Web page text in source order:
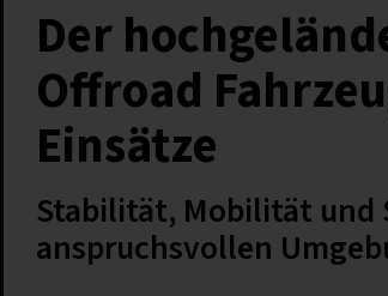
Der
Offroad
Einsätze
Stabilität, Mobilität und
anspruchsvollen